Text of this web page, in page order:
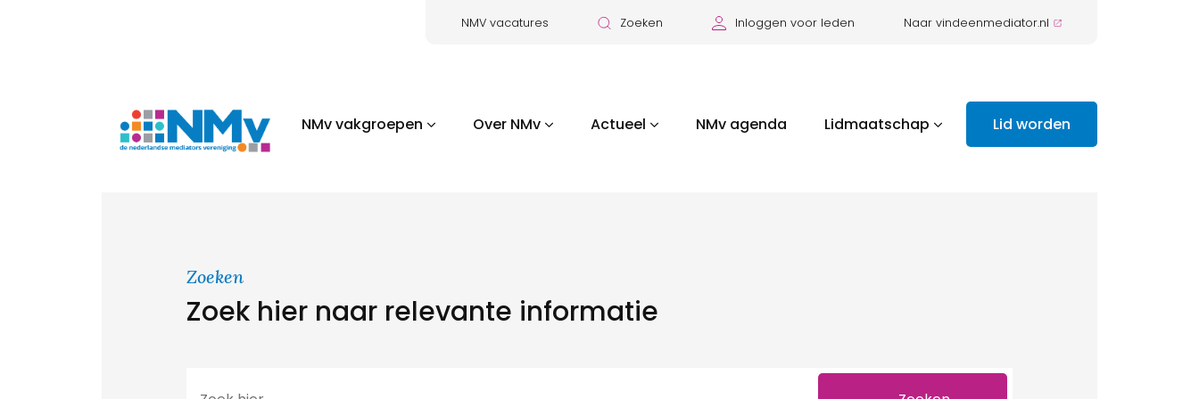
NMV vacatures Zoeken Inloggen voor leden Naar vindeenmediator.nl
NMv vakgroepen Over NMv Actueel NMv agenda Lidmaatschap Lid worden
Zoeken
Zoek hier naar relevante informatie